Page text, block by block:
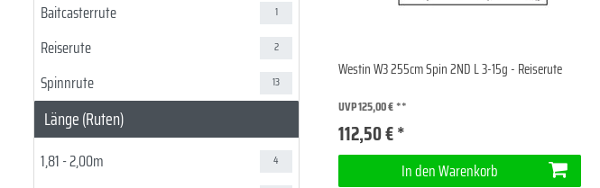
Lachs 1
Marlin 1
Meerforelle
Baitcasterrute 1
Reiserute 2
Spinnrute 13
Länge (Ruten)
1,81 - 2,00m 4
Westin W3 255cm Spin 2ND L 3-15g - Reiserute
UVP 125,00 €
112,50 € *
In den Warenkorb